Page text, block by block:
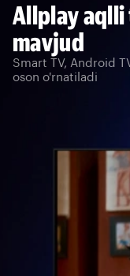
Allplay
mavjud
Smart TV, Android
oson o'rnatiladi